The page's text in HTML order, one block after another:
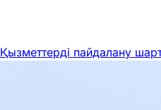
Қызметтерді пайдалану